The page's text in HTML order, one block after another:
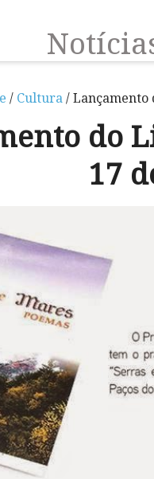
/ Cultura/ Lançamento
do
17